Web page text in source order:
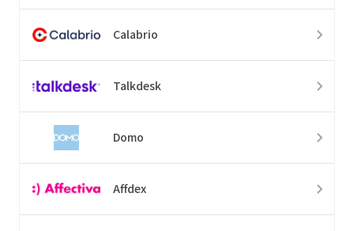
Calabrio
Talkdesk
Domo
Affdex